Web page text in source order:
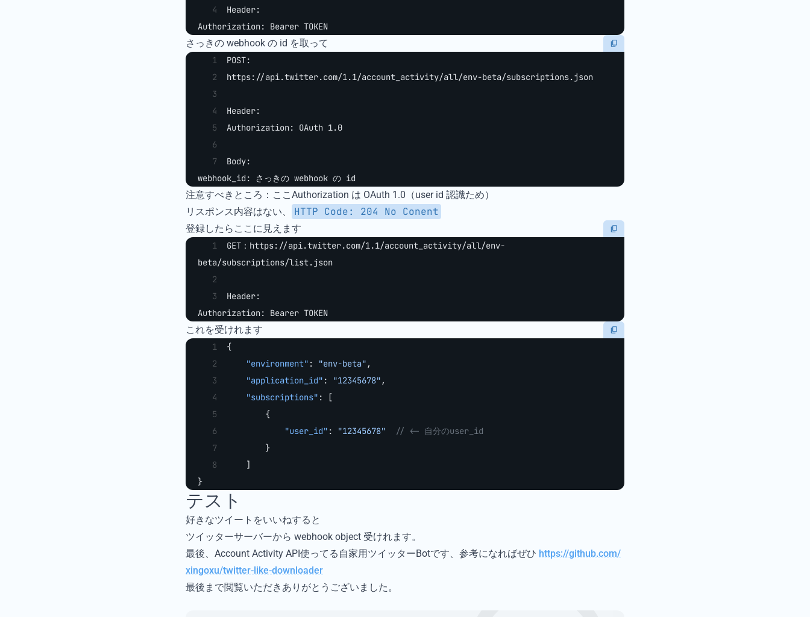
Header:
Authorization: Bearer TOKEN
さっきの webhook の id を取って
POST:
https://api.twitter.com/1.1/account_activity/all/env-beta/subscriptions.json
Header:
Authorization: OAuth 1.0
Body:
webhook_id: さっきの webhook の id
注意すべきところ：ここAuthorization は OAuth 1.0（user id 認識ため）
リスポンス内容はない、
HTTP Code: 204 No Conent
登録したらここに見えます
GET：https://api.twitter.com/1.1/account_activity/all/env-
beta/subscriptions/list.json
Header:
Authorization: Bearer TOKEN
これを受けれます
{
    "environment"
: "env-beta" ,
    "application_id"
: "12345678" ,
    "subscriptions"
: [
        {
            "user_id"
: "12345678"
  // <- 自分のuser_id
        }
    ]
}
テスト
好きなツイートをいいねすると
ツイッターサーバーから webhook object 受けれます。
最後、Account Activity API使ってる自家用ツイッターBotです、参考になればぜひ https://github.com/
xingoxu/twitter-like-downloader
最後まで閲覧いただきありがとうございました。